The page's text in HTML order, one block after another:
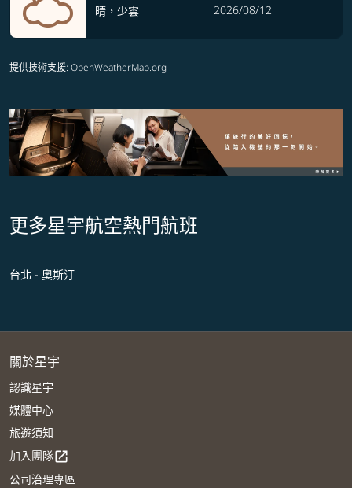
晴，少雲
2026/08/12
提供技術支援: OpenWeatherMap.org
更多星宇航空熱門航班
台北 - 奧斯汀
關於星宇
認識星宇
媒體中心
旅遊須知
加入團隊open_in_new
公司治理專區